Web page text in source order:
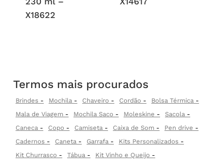
X18622
Termos mais procurados
Brindes Mochila Chaveiro Cordão
Bolsa Térmica
Mala de Viagem
Mochila Saco Moleskine
Sacola
Caneca
Copo Camiseta Caixa de Som
Pen drive
Cadernos
Caneta Garrafa
Kits Personalizados
Kit Churrasco
Tábua
Kit Vinho e Queijo